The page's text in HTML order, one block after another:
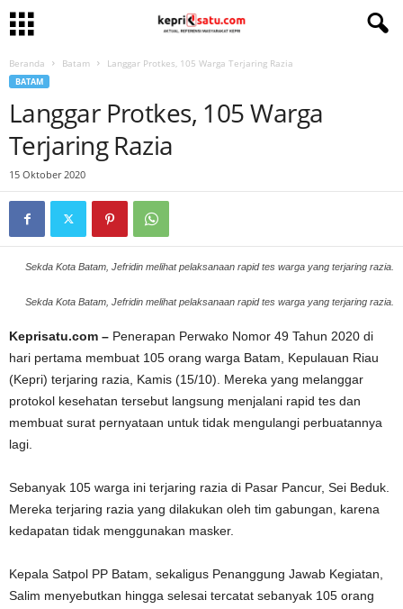
Beranda Batam Langgar Protkes, 105 Warga Terjaring Razia
BATAM
Langgar Protkes, 105 Warga
Terjaring Razia
15 Oktober 2020
Sekda Kota Batam, Jefridin melihat pelaksanaan rapid tes warga yang terjaring razia.
Sekda Kota Batam, Jefridin melihat pelaksanaan rapid tes warga yang terjaring razia.
Keprisatu.com – Penerapan Perwako Nomor 49 Tahun 2020 di
hari pertama membuat 105 orang warga Batam, Kepulauan Riau
(Kepri) terjaring razia, Kamis (15/10). Mereka yang melanggar
protokol kesehatan tersebut langsung menjalani rapid tes dan
membuat surat pernyataan untuk tidak mengulangi perbuatannya
lagi.
Sebanyak 105 warga ini terjaring razia di Pasar Pancur, Sei Beduk.
Mereka terjaring razia yang dilakukan oleh tim gabungan, karena
kedapatan tidak menggunakan masker.
Kepala Satpol PP Batam, sekaligus Penanggung Jawab Kegiatan,
Salim menyebutkan hingga selesai tercatat sebanyak 105 orang